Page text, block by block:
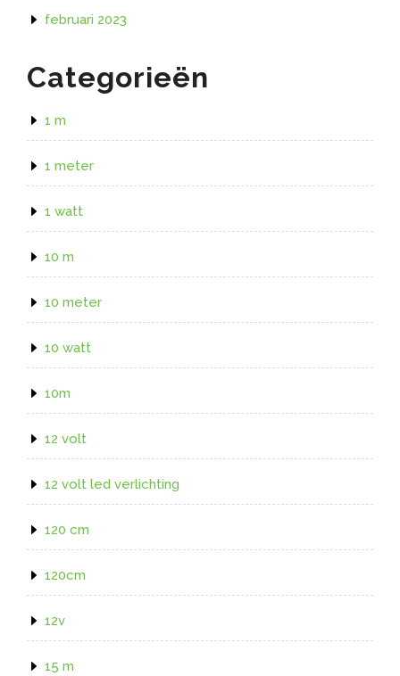
februari 2023
Categorieën
1 m
1 meter
1 watt
10 m
10 meter
10 watt
10m
12 volt
12 volt led verlichting
120 cm
120cm
12v
15 m